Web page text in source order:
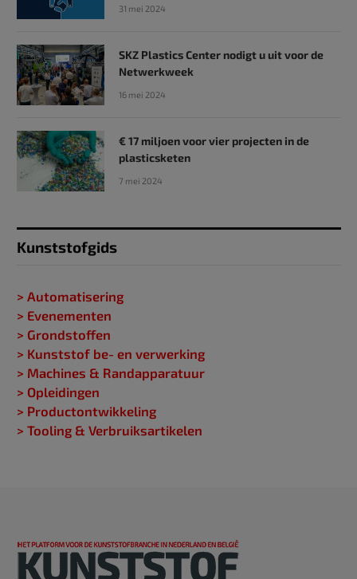
31 mei 2024
SKZ Plastics Center nodigt u uit voor de
Netwerkweek
16 mei 2024
€ 17 miljoen voor vier projecten in de
plasticsketen
7 mei 2024
Kunststofgids
> Automatisering
> Evenementen
> Grondstoffen
> Kunststof be- en verwerking
> Machines & Randapparatuur
> Opleidingen
> Productontwikkeling
> Tooling & Verbruiksartikelen